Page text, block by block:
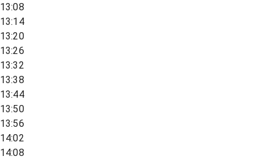
13:08
13:14
13:20
13:26
13:32
13:38
13:44
13:50
13:56
14:02
14:08